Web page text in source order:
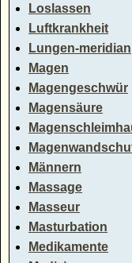
Loslassen
Luftkrankheit
Lungen-meridian
Magen
Magengeschwür
Magensäure
Männern
Massage
Masseur
Masturbation
Medikamente